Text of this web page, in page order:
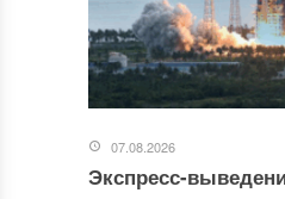
07.08.2026
Экспресс-